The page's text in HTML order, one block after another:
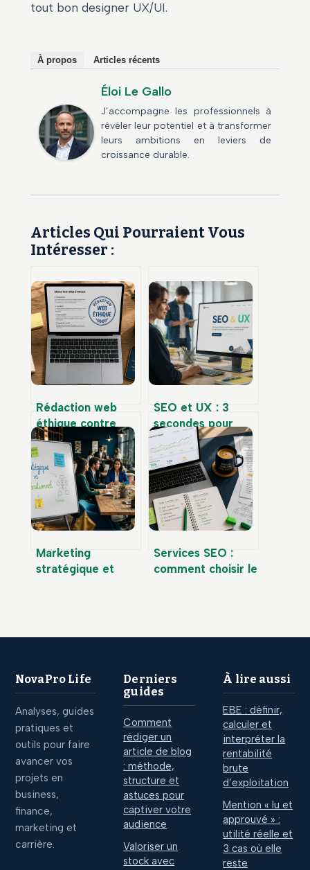
tout bon designer UX/UI.
À propos Articles récents
Éloi Le Gallo
J’accompagne les professionnels à
révéler leur potentiel et à transformer
leurs ambitions en leviers de
croissance durable.
Articles Qui Pourraient Vous
Intéresser :
Rédaction web
éthique contre
marketing agressif
: vendre sans
manipuler est-il
possible ?
SEO et UX : 3
secondes pour
convaincre et 4
piliers pour
dominer les
résultats
Marketing
stratégique et
Services SEO :
comment choisir le
NovaPro Life
Analyses, guides
pratiques et
outils pour faire
avancer vos
projets en
business,
finance,
marketing et
carrière.
Derniers
guides
Comment
rédiger un
article de blog
: méthode,
structure et
astuces pour
captiver votre
audience
Valoriser un
stock avec
À lire aussi
EBE : définir,
calculer et
interpréter la
rentabilité
brute
d’exploitation
Mention « lu et
approuvé » :
utilité réelle et
3 cas où elle
reste